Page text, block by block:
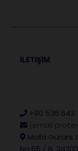
İLETİŞİM
+90 536 643
Molla
No:65 / B,